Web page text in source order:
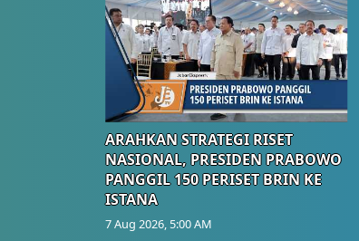
ARAHKAN STRATEGI RISET
NASIONAL, PRESIDEN PRABOWO
PANGGIL 150 PERISET BRIN KE
ISTANA
7 Aug 2026, 5:00 AM